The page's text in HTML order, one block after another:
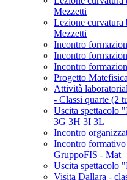
Mezzetti
Lezione curvatura
Mezzetti
Incontro
Incontro
Incontro
Progetto
Attività
- Classi quarte (2
Uscita spettacolo
3G 3H 3I 3L
Incontro
Incontro
GruppoFIS - Mat
Uscita spettacolo
Visita Dallara -